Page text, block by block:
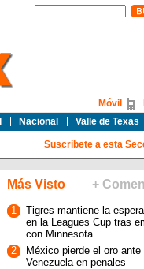
Nacional Valle de Texas
Móvil
Suscribete a esta
Más Visto +
1
Tigres mantiene la
en la Leagues Cup tras
con Minnesota
2
México pierde el oro ante
Venezuela en penales